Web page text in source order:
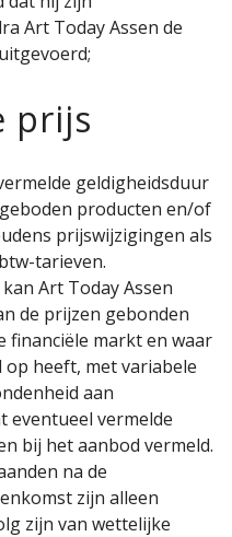
Art Today Assen de
prijs
geldigheidsduur
producten en/of
prijswijzigingen als
tarieven.
Art Today Assen
de prijzen gebonden
financiële markt en waar
op heeft, met variabele
aan
eventueel vermelde
bij het aanbod vermeld.
na de
zijn alleen
zijn van wettelijke